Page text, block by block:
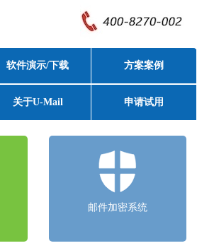
软件演示/下载 方案案例
关于U-Mail 申请试用
邮件加密系统